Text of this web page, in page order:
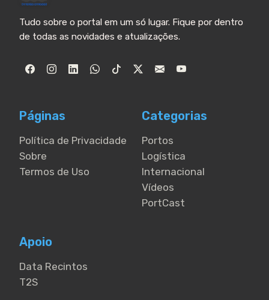
Tudo sobre o portal em um só lugar. Fique por dentro
de todas as novidades e atualizações.
Páginas
Política de Privacidade
Sobre
Termos de Uso
Categorias
Portos
Logística
Internacional
Vídeos
PortCast
Apoio
Data Recintos
T2S